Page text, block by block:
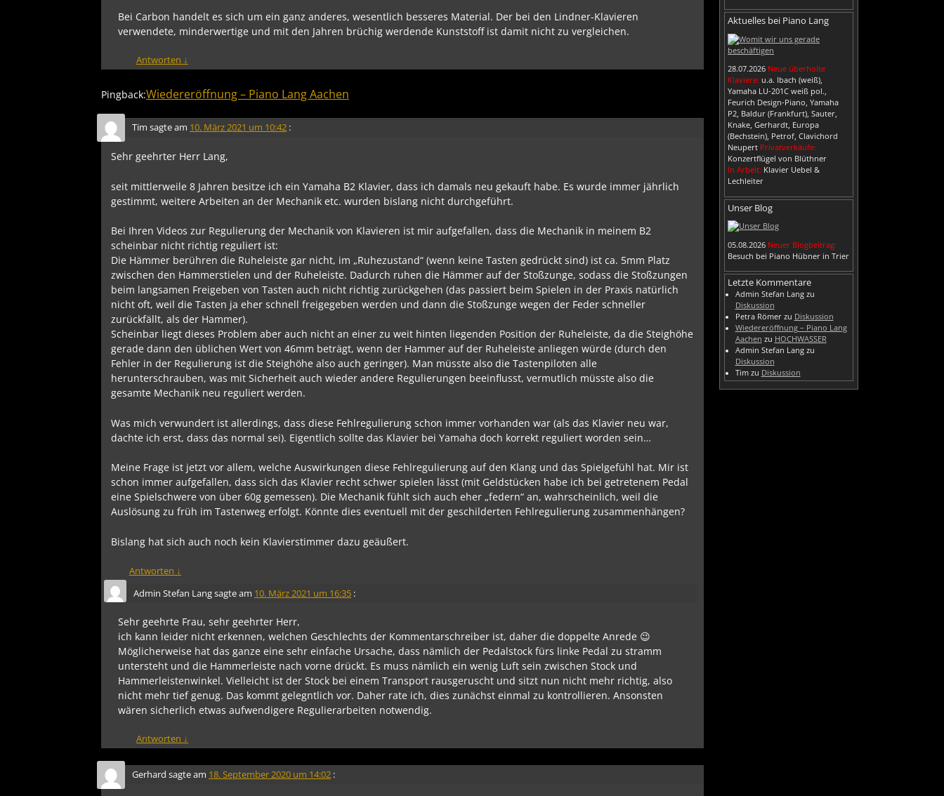
Bei Carbon handelt es sich um ein ganz anderes, wesentlich besseres Material. Der bei den Lindner-Klavieren
verwendete, minderwertige und mit den Jahren brüchig werdende Kunststoff ist damit nicht zu vergleichen.
Antworten ↓
Pingback:Wiedereröffnung – Piano Lang Aachen
Tim sagte am 10. März 2021 um 10:42 :
Sehr geehrter Herr Lang,
seit mittlerweile 8 Jahren besitze ich ein Yamaha B2 Klavier, dass ich damals neu gekauft habe. Es wurde immer jährlich
gestimmt, weitere Arbeiten an der Mechanik etc. wurden bislang nicht durchgeführt.
Bei Ihren Videos zur Regulierung der Mechanik von Klavieren ist mir aufgefallen, dass die Mechanik in meinem B2
scheinbar nicht richtig reguliert ist:
Die Hämmer berühren die Ruheleiste gar nicht, im „Ruhezustand“ (wenn keine Tasten gedrückt sind) ist ca. 5mm Platz
zwischen den Hammerstielen und der Ruheleiste. Dadurch ruhen die Hämmer auf der Stoßzunge, sodass die Stoßzungen
beim langsamen Freigeben von Tasten auch nicht richtig zurückgehen (das passiert beim Spielen in der Praxis natürlich
nicht oft, weil die Tasten ja eher schnell freigegeben werden und dann die Stoßzunge wegen der Feder schneller
zurückfällt, als der Hammer).
Scheinbar liegt dieses Problem aber auch nicht an einer zu weit hinten liegenden Position der Ruheleiste, da die Steighöhe
gerade dann den üblichen Wert von 46mm beträgt, wenn der Hammer auf der Ruheleiste anliegen würde (durch den
Fehler in der Regulierung ist die Steighöhe also auch geringer). Man müsste also die Tastenpiloten alle
herunterschrauben, was mit Sicherheit auch wieder andere Regulierungen beeinflusst, vermutlich müsste also die
gesamte Mechanik neu reguliert werden.
Was mich verwundert ist allerdings, dass diese Fehlregulierung schon immer vorhanden war (als das Klavier neu war,
dachte ich erst, dass das normal sei). Eigentlich sollte das Klavier bei Yamaha doch korrekt reguliert worden sein…
Meine Frage ist jetzt vor allem, welche Auswirkungen diese Fehlregulierung auf den Klang und das Spielgefühl hat. Mir ist
schon immer aufgefallen, dass sich das Klavier recht schwer spielen lässt (mit Geldstücken habe ich bei getretenem Pedal
eine Spielschwere von über 60g gemessen). Die Mechanik fühlt sich auch eher „federn“ an, wahrscheinlich, weil die
Auslösung zu früh im Tastenweg erfolgt. Könnte dies eventuell mit der geschilderten Fehlregulierung zusammenhängen?
Bislang hat sich auch noch kein Klavierstimmer dazu geäußert.
Antworten ↓
Admin Stefan Langsagte am 10. März 2021 um 16:35 :
Sehr geehrte Frau, sehr geehrter Herr,
ich kann leider nicht erkennen, welchen Geschlechts der Kommentarschreiber ist, daher die doppelte Anrede 😉
Möglicherweise hat das ganze eine sehr einfache Ursache, dass nämlich der Pedalstock fürs linke Pedal zu stramm
untersteht und die Hammerleiste nach vorne drückt. Es muss nämlich ein wenig Luft sein zwischen Stock und
Hammerleistenwinkel. Vielleicht ist der Stock bei einem Transport rausgeruscht und sitzt nun nicht mehr richtig, also
nicht mehr tief genug. Das kommt gelegntlich vor. Daher rate ich, dies zunächst einmal zu kontrollieren. Ansonsten
wären sicherlich etwas aufwendigere Regulierarbeiten notwendig.
Antworten ↓
Gerhard sagte am 18. September 2020 um 14:02 :
Aktuelles bei Piano Lang
28.07.2026 Neue überholte
Klaviere: u.a. Ibach (weiß),
Yamaha LU-201C weiß pol.,
Feurich Design-Piano, Yamaha
P2, Baldur (Frankfurt), Sauter,
Knake, Gerhardt, Europa
(Bechstein), Petrof, Clavichord
Neupert Privatverkäufe:
Konzertflügel von Blüthner
In Arbeit: Klavier Uebel &
Lechleiter
Unser Blog
05.08.2026 Neuer Blogbeitrag:
Besuch bei Piano Hübner in Trier
Letzte Kommentare
Admin Stefan Langzu
Diskussion
Petra Römerzu Diskussion
Wiedereröffnung – Piano Lang
Aachen zu HOCHWASSER
Admin Stefan Langzu
Diskussion
Timzu Diskussion